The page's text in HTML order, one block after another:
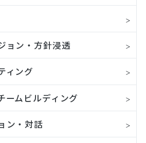
ョン・方針浸透
ィング
ームビルディング
ン・対話